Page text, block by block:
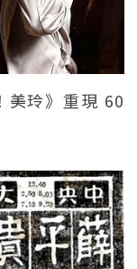
美玲》重現 60